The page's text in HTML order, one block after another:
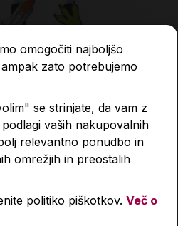
omogočiti najboljšo
zato potrebujemo
se strinjate, da vam z
vaših nakupovalnih
relevantno ponudbo in
omrežjih in preostalih
politiko piškotkov. Več o